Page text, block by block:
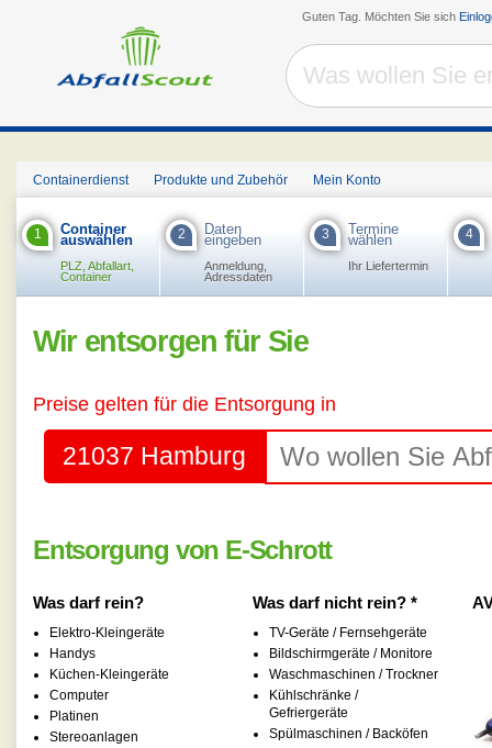
Guten Tag. Möchten Sie sich
Containerdienst Produkte und Zubehör Mein Konto
1 Container
auswählen
PLZ, Abfallart,
Container
2 Daten
eingeben
Anmeldung,
Adressdaten
3 Termine
wählen
Ihr Liefertermin
4
Wir entsorgen für Sie
Preise gelten für die Entsorgung in
21037 Hamburg
Entsorgung von E-Schrott
Was darf rein?
Elektro-Kleingeräte
Handys
Küchen-Kleingeräte
Computer
Platinen
Stereoanlagen
Was darf nicht rein? *
TV-Geräte / Fernsehgeräte
Bildschirmgeräte / Monitore
Waschmaschinen / Trockner
Kühlschränke /
Gefriergeräte
Spülmaschinen / Backöfen